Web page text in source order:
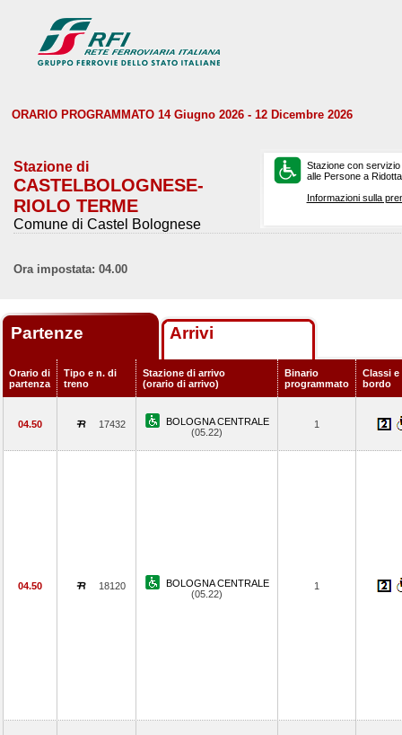
ORARIO PROGRAMMATO 14 Giugno 2026 - 12 Dicembre 2026
Stazione di
CASTELBOLOGNESE-
RIOLO TERME
Comune di Castel Bolognese
Stazione con
alle Persone a
Informazioni sulla
Ora impostata: 04.00
Partenze Arrivi
Orario di
partenza
Tipo e n. di
treno
Stazione di arrivo
(orario di arrivo)
Binario
programmato
Classi e
bordo
04.50 17432
BOLOGNA CENTRALE
(05.22)
1
04.50 18120
BOLOGNA CENTRALE
(05.22)
1